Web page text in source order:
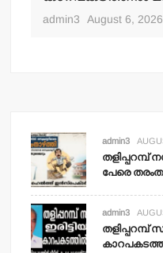
admin3 August 6, 2026
admin3
തളിപ്പറമ്പ്
പേരെ
admin3
തളിപ്പറമ്പ്